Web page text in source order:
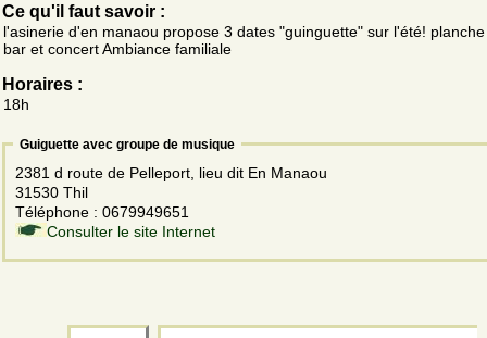
Ce qu'il faut savoir :
l'asinerie d'en manaou propose 3 dates "guinguette" sur l'été!
bar et concert Ambiance familiale
Horaires :
18h
Guiguette avec groupe de musique
2381 d route de Pelleport, lieu dit En Manaou
31530 Thil
Téléphone : 0679949651
Consulter le site Internet